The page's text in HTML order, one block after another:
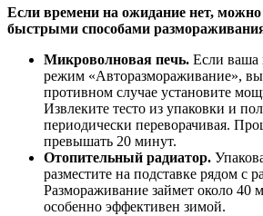
Если времени на ожидание нет, можно
быстрыми способами
Микроволновая печь. Если ваша
режим «Авторазмораживание»,
противном случае установите
Извлеките тесто из упаковки и
периодически переворачивая.
превышать 20 минут.
Отопительный радиатор.
разместите на подставке рядом с
Размораживание займет около 40
особенно эффективен зимой.